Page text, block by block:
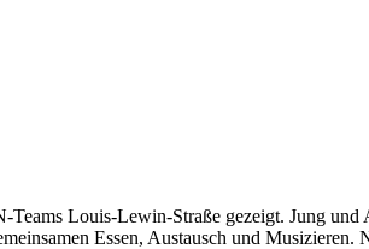
Louis-Lewin-Straße gezeigt. Jung und
Essen, Austausch und